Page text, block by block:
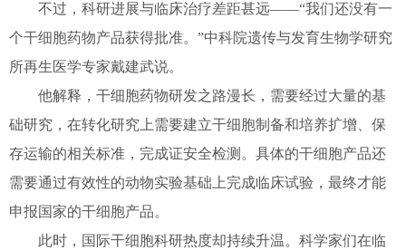
不过，科研进展与临床治疗差距甚远——“我们还没有一
个干细胞药物产品获得批准。”中科院遗传与发育生物学研究
所再生医学专家戴建武说。
他解释，干细胞药物研发之路漫长，需要经过大量的基
础研究，在转化研究上需要建立干细胞制备和培养扩增、保
存运输的相关标准，完成证安全检测。具体的干细胞产品还
需要通过有效性的动物实验基础上完成临床试验，最终才能
申报国家的干细胞产品。
此时，国际干细胞科研热度却持续升温。科学家们在临